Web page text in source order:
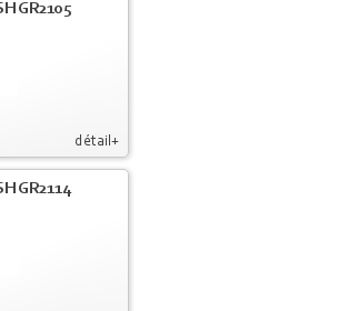
détail+
GR2105
GR2114